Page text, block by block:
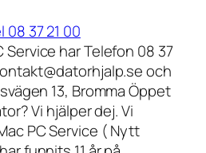
08 37 21 00
Service har Telefon 08 37
och
13, Bromma Öppet
Vi hjälper dej. Vi
PC Service ( Nytt